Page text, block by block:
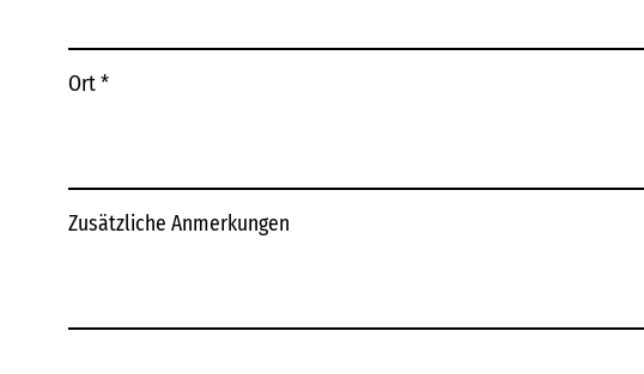
Ort*
Zusätzliche Anmerkungen